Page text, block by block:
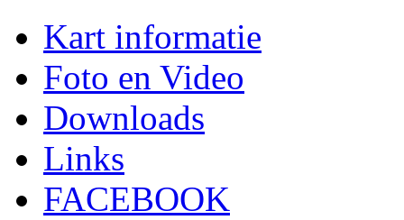
Kart informatie
Foto en Video
Downloads
Links
FACEBOOK